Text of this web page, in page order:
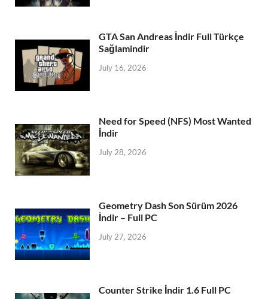
GTA San Andreas İndir Full Türkçe
Sağlamindir
July 16, 2026
Need for Speed (NFS) Most Wanted
İndir
July 28, 2026
Geometry Dash Son Sürüm 2026
İndir – Full PC
July 27, 2026
Counter Strike İndir 1.6 Full PC